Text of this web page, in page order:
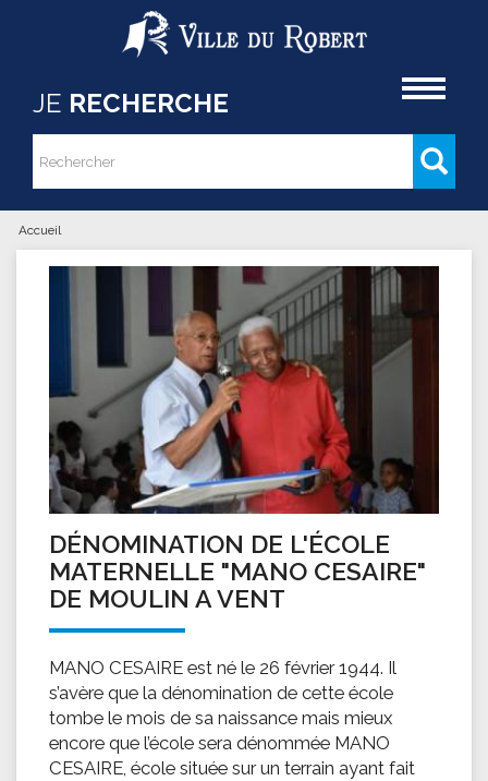
Aller au contenu principal
JE RECHERCHE
Formulaire de recherche
Rechercher
Vous êtes ici
Accueil
DÉNOMINATION DE L'ÉCOLE
MATERNELLE "MANO CESAIRE"
DE MOULIN A VENT
MANO CESAIRE est né le 26 février 1944. Il
s’avère que la dénomination de cette école
tombe le mois de sa naissance mais mieux
encore que l’école sera dénommée MANO
CESAIRE, école située sur un terrain ayant fait